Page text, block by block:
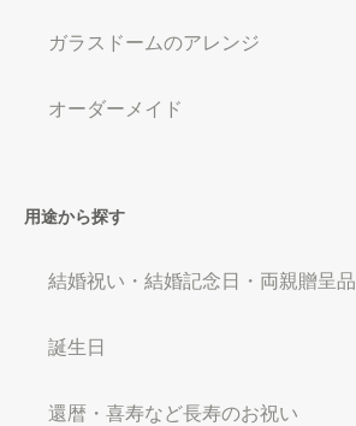
ガラスドームのアレンジ
オーダーメイド
用途から探す
結婚祝い・結婚記念日・両親贈呈品
誕生日
還暦・喜寿など長寿のお祝い